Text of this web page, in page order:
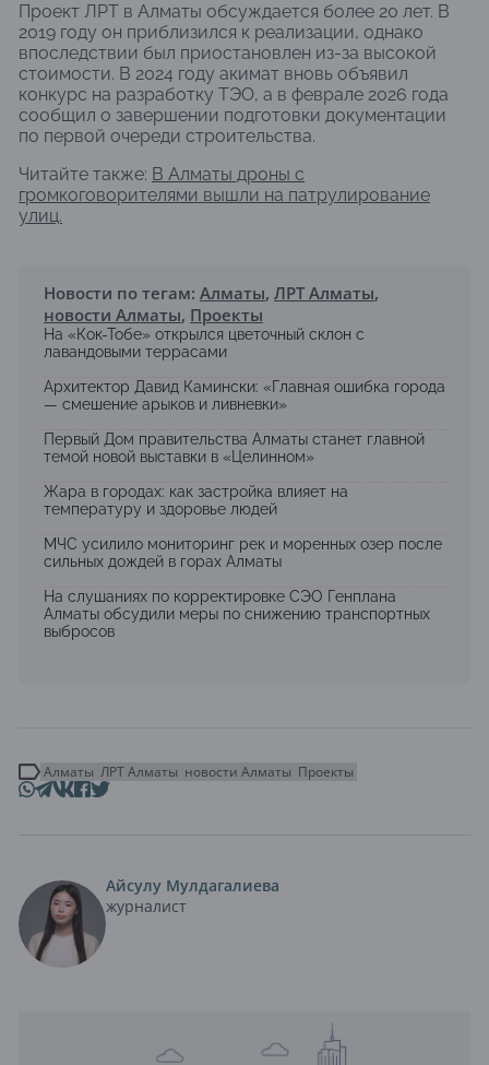
Проект ЛРТ в Алматы обсуждается более 20 лет. В
2019 году он приблизился к реализации, однако
впоследствии был приостановлен из-за высокой
стоимости. В 2024 году акимат вновь объявил
конкурс на разработку ТЭО, а в феврале 2026 года
сообщил о завершении подготовки документации
по первой очереди строительства.
Читайте также: В Алматы дроны с
громкоговорителями вышли на патрулирование
улиц.
Новости по тегам: Алматы, ЛРТ Алматы,
новости Алматы, Проекты
На «Кок-Тобе» открылся цветочный склон с
лавандовыми террасами
Архитектор Давид Камински: «Главная ошибка города
— смешение арыков и ливневки»
Первый Дом правительства Алматы станет главной
темой новой выставки в «Целинном»
Жара в городах: как застройка влияет на
температуру и здоровье людей
МЧС усилило мониторинг рек и моренных озер после
сильных дождей в горах Алматы
На слушаниях по корректировке СЭО Генплана
Алматы обсудили меры по снижению транспортных
выбросов
Алматы ЛРТ Алматы новости Алматы Проекты
Айсулу Мулдагалиева
журналист